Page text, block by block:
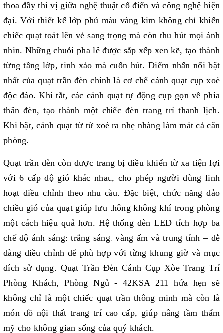
thoa đầy thi vị giữa nghệ thuật cổ điển và công nghệ hiện
đại. Với thiết kế lớp phủ màu vàng kim không chỉ khiến
chiếc quạt toát lên vẻ sang trọng mà còn thu hút mọi ánh
nhìn. Những chuỗi pha lê được sắp xếp xen kẽ, tạo thành
từng tầng lớp, tinh xảo mà cuốn hút.Điểm nhấn nổi bật
nhất của quạt trần đèn chính là cơ chế cánh quạt cụp xoè
độc đáo. Khi tắt, các cánh quạt tự động cụp gọn về phía
thân đèn, tạo thành một chiếc đèn trang trí thanh lịch.
Khi bật, cánh quạt từ từ xoè ra nhẹ nhàng làm mát cả căn
phòng.
Quạt trần đèn còn được trang bị điều khiển từ xa tiện lợi
với 6 cấp độ gió khác nhau, cho phép người dùng linh
hoạt điều chỉnh theo nhu cầu. Đặc biệt, chức năng đảo
chiều gió của quạt giúp lưu thông không khí trong phòng
một cách hiệu quả hơn. Hệ thống đèn LED tích hợp ba
chế độ ánh sáng: trắng sáng, vàng ấm và trung tính – dễ
dàng điều chỉnh để phù hợp với từng khung giờ và mục
đích sử dụng. Quạt Trần Đèn Cánh Cụp Xòe Trang Trí
Phòng Khách, Phòng Ngủ - 42KSA 211 hứa hẹn sẽ
không chỉ là một chiếc quạt trần thông minh mà còn là
món đồ nội thất trang trí cao cấp, giúp nâng tầm thẩm
mỹ cho không gian sống của quý khách.